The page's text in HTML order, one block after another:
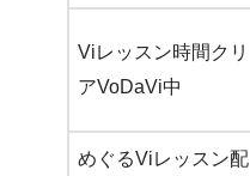
Viレッスン時間クリ
アVoDaVi中
めぐるViレッスン配